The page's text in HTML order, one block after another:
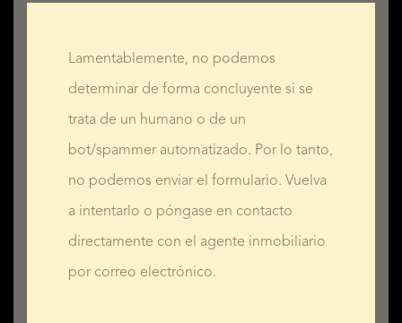
Lamentablemente, no podemos
determinar de forma concluyente si se
trata de un humano o de un
bot/spammer automatizado. Por lo tanto,
no podemos enviar el formulario. Vuelva
a intentarlo o póngase en contacto
directamente con el agente inmobiliario
por correo electrónico.